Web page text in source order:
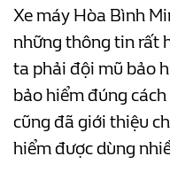
Xe máy Hòa Bình
những thông tin rất
ta phải đội mũ bảo
bảo hiểm đúng
cũng đã giới thiệu
hiểm được dùng